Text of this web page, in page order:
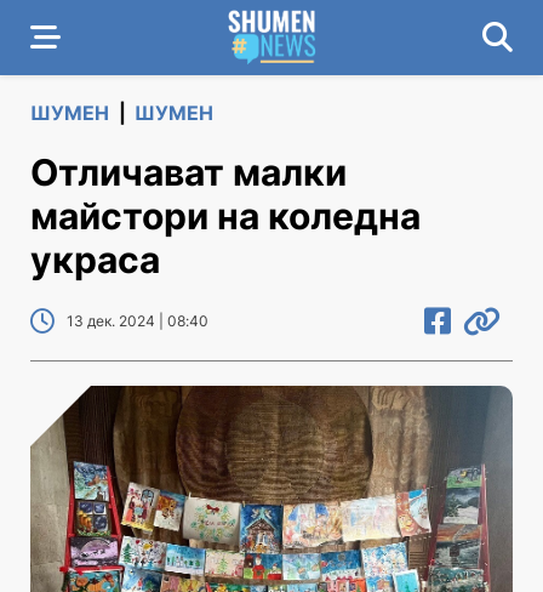
ШУМЕН ШУМЕН
Отличават малки
майстори на коледна
украса
13 дек. 2024 | 08:40